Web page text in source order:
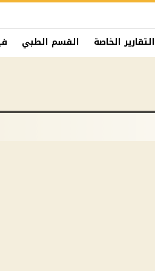
التقارير الخاصة القسم الطبي